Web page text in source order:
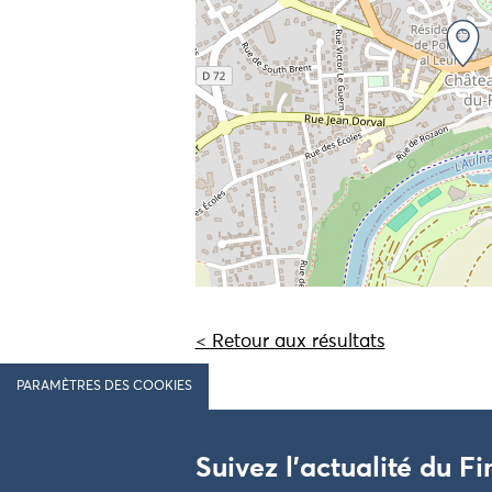
< Retour aux résultats
PARAMÈTRES DES COOKIES
Suivez l'actualité du